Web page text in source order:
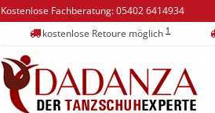
Kostenlose Fachberatung:05402 6414934
kostenlose Retoure möglich1